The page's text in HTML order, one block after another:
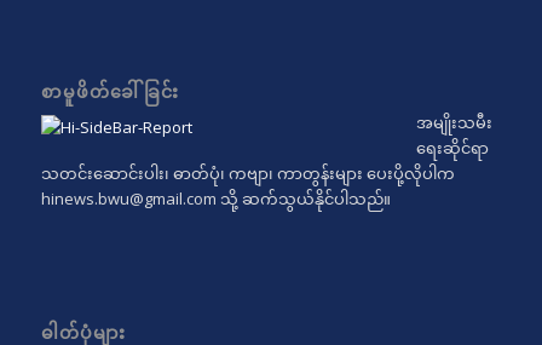
စာမူဖိတ်ခေါ်ခြင်း
အမျိုးသမီး
ရေးဆိုင်ရာ
သတင်းဆောင်းပါး၊ ဓာတ်ပုံ၊ ကဗျာ၊ ကာတွန်းများ ပေးပို့လိုပါက
hinews.bwu@gmail.com သို့ ဆက်သွယ်နိုင်ပါသည်။
ဓါတ်ပုံများ